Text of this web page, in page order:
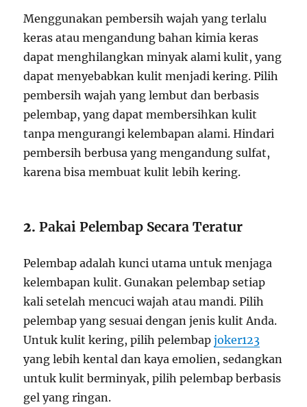
Menggunakan pembersih wajah yang terlalu
keras atau mengandung bahan kimia keras
dapat menghilangkan minyak alami kulit, yang
dapat menyebabkan kulit menjadi kering. Pilih
pembersih wajah yang lembut dan berbasis
pelembap, yang dapat membersihkan kulit
tanpa mengurangi kelembapan alami. Hindari
pembersih berbusa yang mengandung sulfat,
karena bisa membuat kulit lebih kering.
2.Pakai Pelembap Secara Teratur
Pelembap adalah kunci utama untuk menjaga
kelembapan kulit. Gunakan pelembap setiap
kali setelah mencuci wajah atau mandi. Pilih
pelembap yang sesuai dengan jenis kulit Anda.
Untuk kulit kering, pilih pelembapjoker123
yang lebih kental dan kaya emolien, sedangkan
untuk kulit berminyak, pilih pelembap berbasis
gel yang ringan.